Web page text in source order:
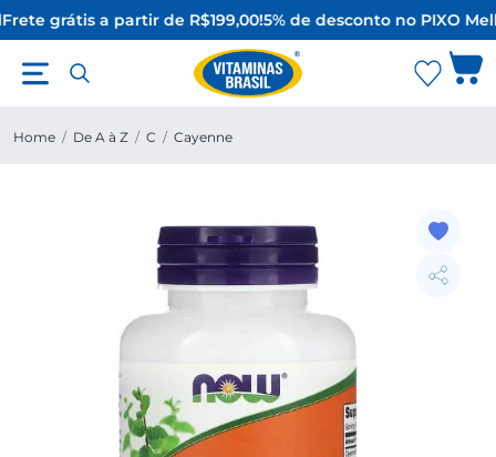
grátis a partir de R$199,00!5% de desconto no PIXO
Home / De A à Z / C / Cayenne